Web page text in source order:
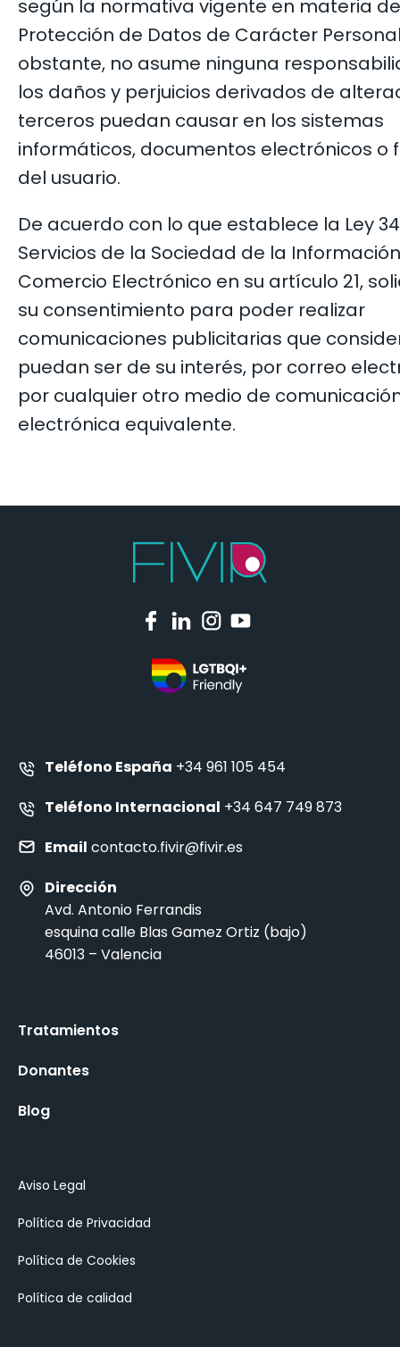
según la normativa vigente en materia de
Protección de Datos de Carácter
obstante, no asume ninguna
los daños y perjuicios derivados de
terceros puedan causar en los sistemas
informáticos, documentos electrónicos o
del usuario.
De acuerdo con lo que establece la Ley
Servicios de la Sociedad de la
Comercio Electrónico en su artículo 21,
su consentimiento para poder realizar
comunicaciones publicitarias que
puedan ser de su interés, por correo
por cualquier otro medio de
electrónica equivalente.
Teléfono España +34 961 105 454
Teléfono Internacional +34 647 749 873
Email contacto.fivir@fivir.es
Dirección
Avd. Antonio Ferrandis
esquina calle Blas Gamez Ortiz (bajo)
46013 – Valencia
Tratamientos
Donantes
Blog
Aviso Legal
Política de Privacidad
Política de Cookies
Política de calidad